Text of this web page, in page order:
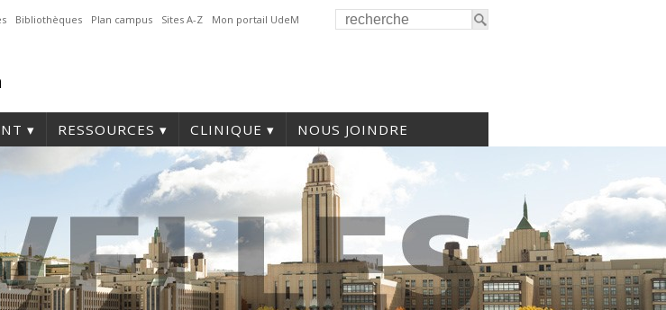
Bibliothèques Plan campus Sites A-Z Mon portail UdeM
RESSOURCES CLINIQUE NOUS JOINDRE